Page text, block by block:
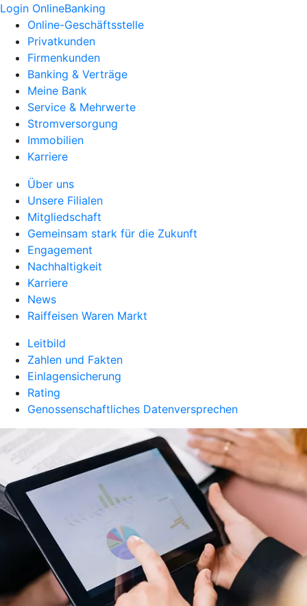
Login OnlineBanking
Online-Geschäftsstelle
Privatkunden
Firmenkunden
Banking & Verträge
Meine Bank
Service & Mehrwerte
Stromversorgung
Immobilien
Karriere
Über uns
Unsere Filialen
Mitgliedschaft
Gemeinsam stark für die Zukunft
Engagement
Nachhaltigkeit
Karriere
News
Raiffeisen Waren Markt
Leitbild
Zahlen und Fakten
Einlagensicherung
Rating
Genossenschaftliches Datenversprechen